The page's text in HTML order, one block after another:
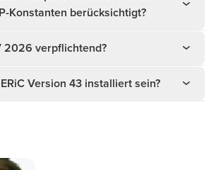
Konstanten berücksichtigt?
2026 verpflichtend?
Version 43 installiert sein?